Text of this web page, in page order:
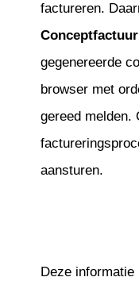
factureren.
Conceptfactuur
gegenereerde
browser met
gereed melden.
aansturen.
Deze informatie